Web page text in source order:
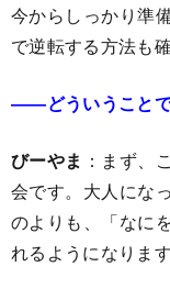
今からしっかり準
で逆転する方法も
――どういうことで
びーやま ：まず、
会です。大人にな
のよりも、「なに
れるようになります